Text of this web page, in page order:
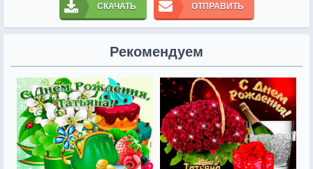
СКАЧАТЬ ОТПРАВИТЬ
Рекомендуем